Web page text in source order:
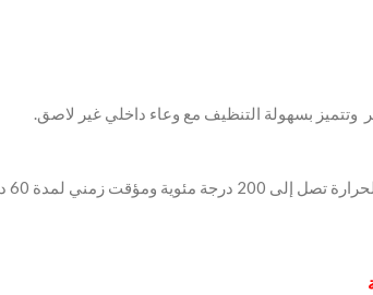
الأطباق الشهية التي تحب تناولها.